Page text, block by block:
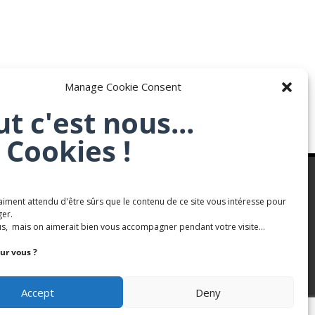
Manage Cookie Consent
c'est nous...
!
attendu d'être sûrs que le contenu de ce site vous intéresse pour
mais on aimerait bien vous accompagner pendant votre visite...
vous ?
Accept Deny
Karaté Mont Saint Martin
Terres de mercy - Complexe sportif